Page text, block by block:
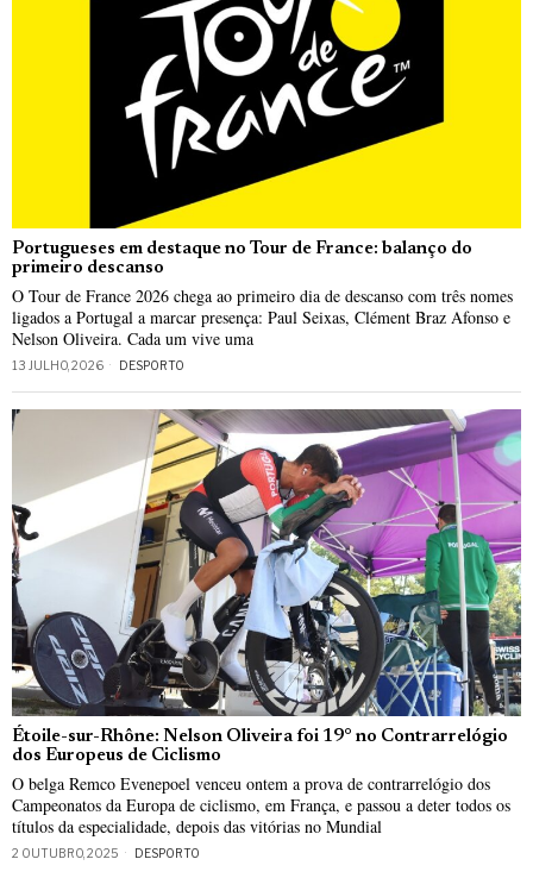
Portugueses em destaque no Tour de France: balanço do
primeiro descanso
O Tour de France 2026 chega ao primeiro dia de descanso com três nomes
ligados a Portugal a marcar presença: Paul Seixas, Clément Braz Afonso e
Nelson Oliveira. Cada um vive uma
13 JULHO, 2026 DESPORTO
Étoile-sur-Rhône: Nelson Oliveira foi 19° no Contrarrelógio
dos Europeus de Ciclismo
O belga Remco Evenepoel venceu ontem a prova de contrarrelógio dos
Campeonatos da Europa de ciclismo, em França, e passou a deter todos os
títulos da especialidade, depois das vitórias no Mundial
2 OUTUBRO, 2025 DESPORTO